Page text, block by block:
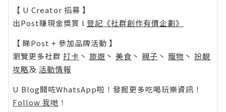
【 U Creator 招募 】
出Post賺現金獎賞 l 登記《社群創作有價企劃》
【 睇Post + 參加品牌活動 】
瀏覽更多社群 打卡 丶 旅遊 丶 美食 丶 親子 丶 寵物 丶 扮靚
攻略及 活動情報
U Blog開咗WhatsApp啦！發掘更多吃喝玩樂資訊！
Follow 我哋 ！